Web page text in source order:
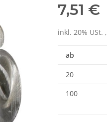
7,51 €
inkl. 20% USt.
ab
20
100